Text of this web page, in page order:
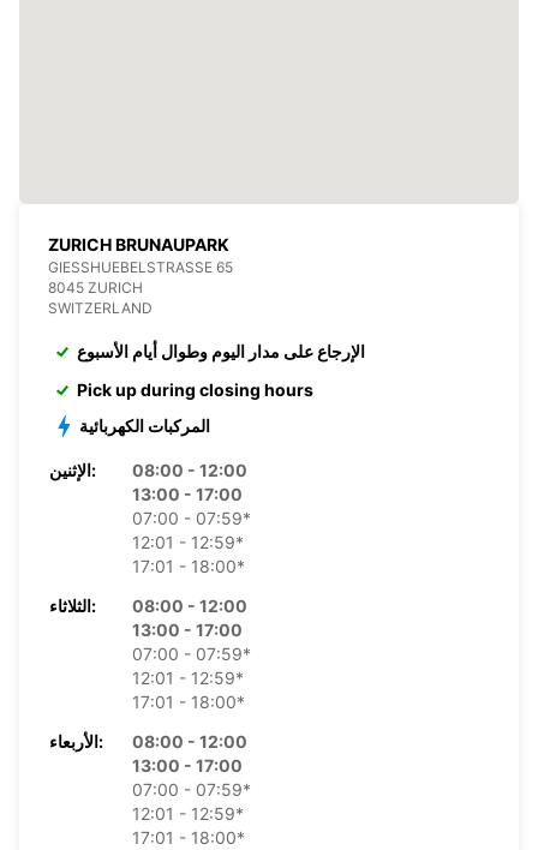
ZURICH BRUNAUPARK
GIESSHUEBELSTRASSE 65
8045 ZURICH
SWITZERLAND
الإرجاع على مدار اليوم وطوال أيام الأسبوع
Pick up during closing hours
المركبات الكهربائية
الإثنين:
08:00 - 12:00
13:00 - 17:00
07:00 - 07:59*
12:01 - 12:59*
17:01 - 18:00*
الثلاثاء:
08:00 - 12:00
13:00 - 17:00
07:00 - 07:59*
12:01 - 12:59*
17:01 - 18:00*
الأربعاء:
08:00 - 12:00
13:00 - 17:00
07:00 - 07:59*
12:01 - 12:59*
17:01 - 18:00*